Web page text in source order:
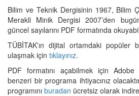
Bilim ve Teknik Dergisinin 1967, Bilim
Merakli Minik Dergisi 2007’den
güncel sayılarını PDF formatında
TÜBİTAK'ın dijital ortamdaki popüler
ulaşmak için tıklayınız.
PDF formatını açabilmek için
benzeri bir programa ihtiyacınız
programını buradan ücretsiz olarak